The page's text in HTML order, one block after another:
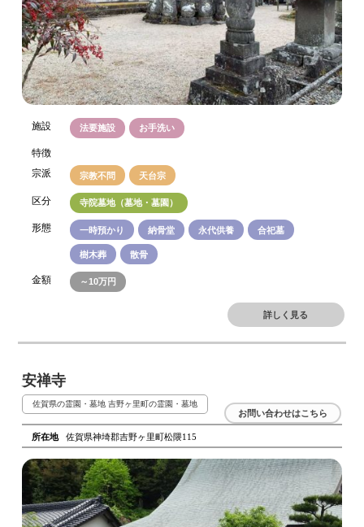
施設 法要施設 お手洗い
特徴
宗派
宗教不問 天台宗
区分 寺院墓地（墓地・墓園）
形態 一時預かり 納骨堂 永代供養 合祀墓
樹木葬 散骨
金額 ～10万円
詳しく見る
安禅寺
佐賀県の霊園・墓地 吉野ヶ里町の霊園・墓地
所在地 佐賀県神埼郡吉野ヶ里町松隈115
お問い合わせはこちら